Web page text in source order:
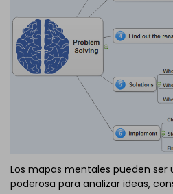
Los mapas mentales pueden
poderosa para analizar ideas,